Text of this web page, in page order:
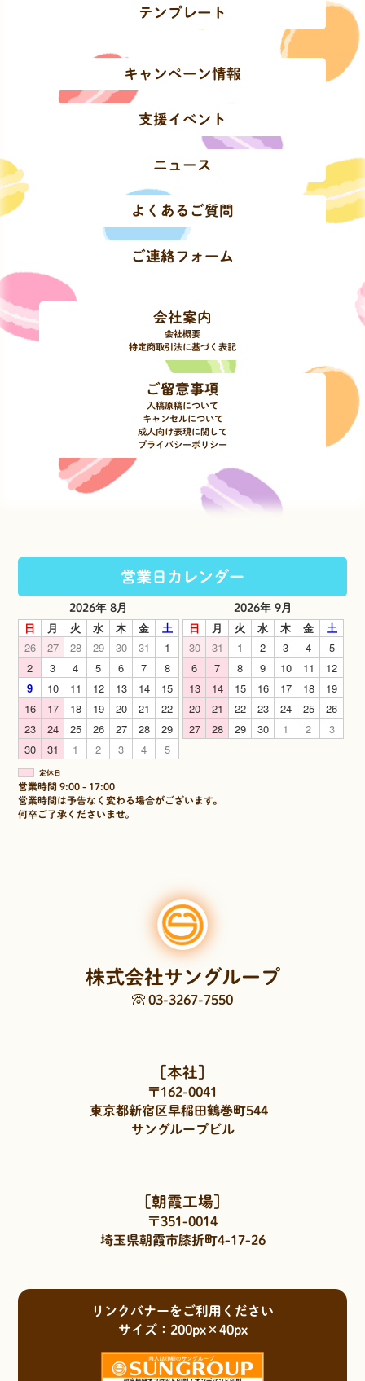
テンプレート
キャンペーン情報
支援イベント
ニュース
よくあるご質問
ご連絡フォーム
会社案内
会社概要
特定商取引法に基づく表記
ご留意事項
入稿原稿について
キャンセルについて
成人向け表現に関して
プライバシーポリシー
営業日カレンダー
2026年 8月
日 月 火 水 木 金
土
26
27 28 29 30 31
1
2
3 4 5 6 7
8
9
10 11 12 13 14
15
16
17 18 19 20 21
22
23
24 25 26 27 28
29
30
31 1 2 3 4 5
2026年 9月
日 月 火 水 木 金
土
30
31 1 2 3 4
5
6
7 8 9 10 11
12
13
14 15 16 17 18
19
20
21 22 23 24 25
26
27
28 29 30 1 2 3
定休日
営業時間 9:00 - 17:00
営業時間は予告なく変わる場合がございます。
何卒ご了承くださいませ。
株式会社サングループ
03-3267-7550
［本社］
〒162-0041
東京都新宿区早稲田鶴巻町544
サングループビル
［朝霞工場］
〒351-0014
埼玉県朝霞市膝折町4-17-26
リンクバナーをご利用ください
サイズ：200px×40px